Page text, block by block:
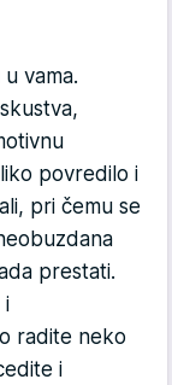
vama.
povredilo i
pri čemu se
prestati.
i
radite neko
i